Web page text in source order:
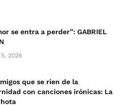
se entra a perder”: GABRIEL
2026
que se ríen de la
con canciones irónicas: La